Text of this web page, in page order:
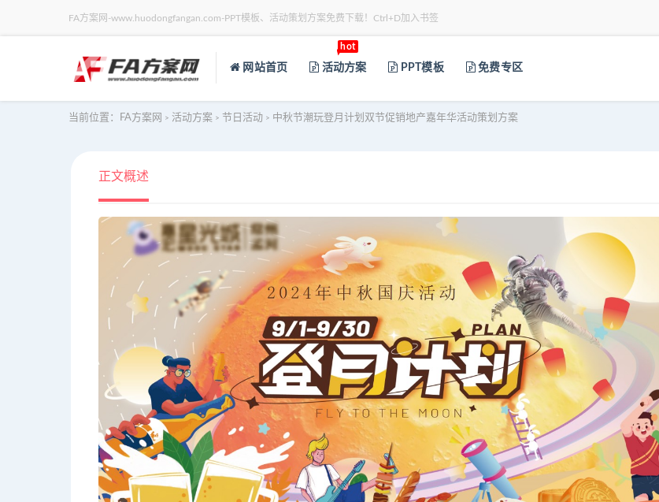
FA方案网-www.huodongfangan.com-PPT模板、活动策划方案免费下载！Ctrl+D加入书签
网站首页 活动方案
hot
PPT模板 免费专区
当前位置： FA方案网 > 活动方案 > 节日活动 > 中秋节潮玩登月计划双节促销地产嘉年华活动策划方案
正文概述